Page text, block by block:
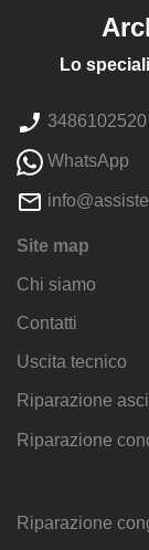
Lo
3486102520
WhatsApp
Site map
Chi siamo
Contatti
Uscita tecnico
Riparazione
Riparazione
Riparazione